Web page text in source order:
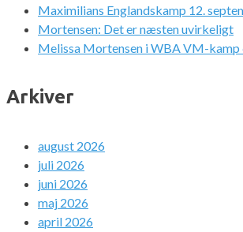
Maximilians Englandskamp 12.
Mortensen: Det er næsten uvirkeligt
Melissa Mortensen i WBA VM-kamp
Arkiver
august 2026
juli 2026
juni 2026
maj 2026
april 2026